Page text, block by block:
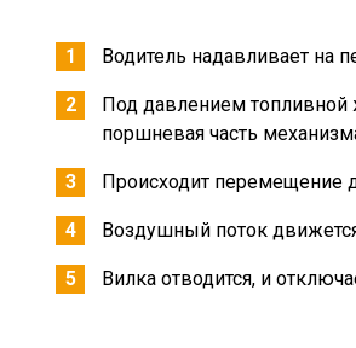
Водитель надавливает на
Под давлением топливной
поршневая часть
Происходит перемещение
Воздушный поток
Вилка отводится, и